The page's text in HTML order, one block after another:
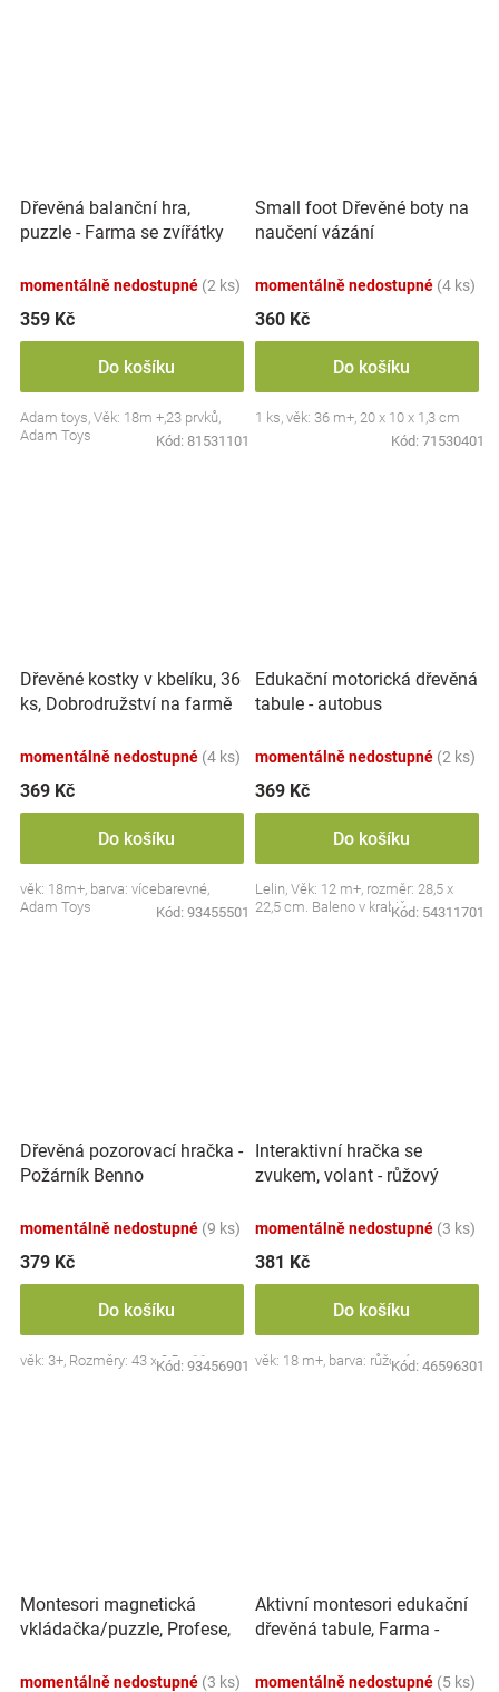
Dřevěná balanční hra,
puzzle - Farma se zvířátky
momentálně nedostupné (2 ks)
359 Kč
Do košíku
Adam toys, Věk: 18m +,23 prvků,
Adam Toys
Kód: 81531101
Small foot Dřevěné boty na
naučení vázání
momentálně nedostupné (4 ks)
360 Kč
Do košíku
1 ks, věk: 36 m+, 20 x 10 x 1,3 cm
Kód: 71530401
Dřevěné kostky v kbelíku, 36
ks, Dobrodružství na farmě
momentálně nedostupné (4 ks)
369 Kč
Do košíku
věk: 18m+, barva: vícebarevné,
Adam Toys
Kód: 93455501
Edukační motorická dřevěná
tabule - autobus
momentálně nedostupné (2 ks)
369 Kč
Do košíku
Lelin, Věk: 12 m+, rozměr: 28,5 x
22,5 cm. Baleno v krabičce.
Kód: 54311701
Dřevěná pozorovací hračka -
Požárník Benno
momentálně nedostupné (9 ks)
379 Kč
Do košíku
věk: 3+, Rozměry: 43 x 8,5 x 11 cm.
Kód: 93456901
Interaktivní hračka se
zvukem, volant - růžový
momentálně nedostupné (3 ks)
381 Kč
Do košíku
věk: 18 m+, barva: růžová
Kód: 46596301
Montesori magnetická
vkládačka/puzzle, Profese,
momentálně nedostupné (3 ks)
Aktivní montesori edukační
dřevěná tabule, Farma -
momentálně nedostupné (5 ks)